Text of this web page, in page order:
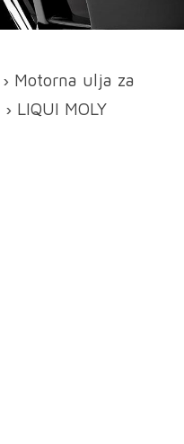
› Motorna ulja za
› LIQUI MOLY